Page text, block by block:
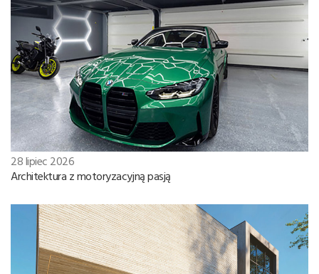
28 lipiec 2026
Architektura z motoryzacyjną pasją